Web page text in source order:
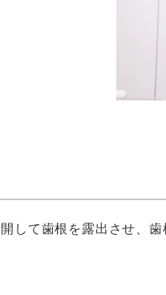
して歯根を露出させ、